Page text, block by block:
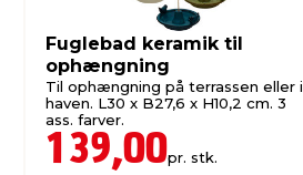
Fuglebad keramik til
ophængning
Til ophængning på terrassen eller i
haven. L30 x B27,6 x H10,2 cm. 3
ass. farver.
139,00pr. stk.